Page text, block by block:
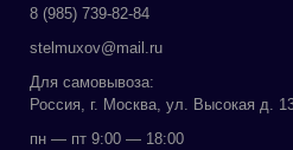
8 (985) 739-82-84
stelmuxov@mail.ru
Для самовывоза:
Россия, г. Москва, ул. Высокая д.
пн — пт 9:00 — 18:00